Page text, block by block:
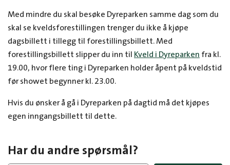
Med mindre du skal besøke Dyreparken samme dag som du
skal se kveldsforestillingen trenger du ikke å kjøpe
dagsbillett i tillegg til forestillingsbillett. Med
forestillingsbillett slipper du inn til Kveld i Dyreparken fra kl.
19.00, hvor flere ting i Dyreparken holder åpent på kveldstid
før showet begynner kl. 23.00.
Hvis du ønsker å gå i Dyreparken på dagtid må det kjøpes
egen inngangsbillett til dette.
Har du andre spørsmål?